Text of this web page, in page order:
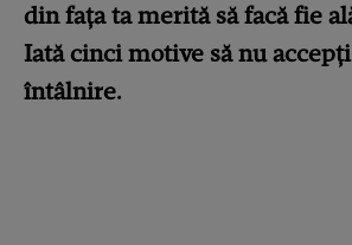
din fața ta merită să facă fie
Iată cinci motive să nu
întâlnire.